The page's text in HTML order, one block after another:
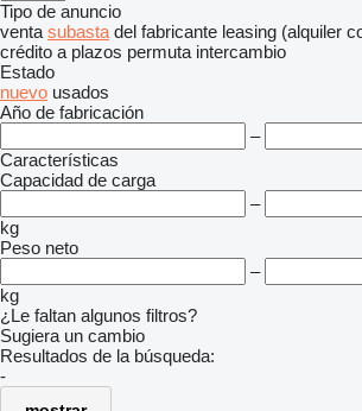
Tipo de anuncio
venta subasta del fabricante leasing (alquiler
crédito a plazos permuta intercambio
Estado
nuevo usados
Año de fabricación
–
Características
Capacidad de carga
–
kg
Peso neto
–
kg
¿Le faltan algunos filtros?
Sugiera un cambio
Resultados de la búsqueda:
-